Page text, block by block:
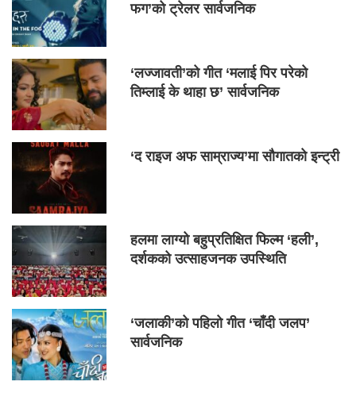
फग’को ट्रेलर सार्वजनिक
‘लज्जावती’को गीत ‘मलाई पिर परेको
तिम्लाई के थाहा छ’ सार्वजनिक
‘द राइज अफ साम्राज्य’मा सौगातको इन्ट्री
हलमा लाग्यो बहुप्रतिक्षित फिल्म ‘हली’,
दर्शकको उत्साहजनक उपस्थिति
‘जलाकी’को पहिलो गीत ‘चाँदी जलप’
सार्वजनिक